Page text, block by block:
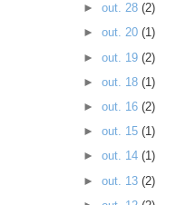
► out. 28 (2)
► out. 20 (1)
► out. 19 (2)
► out. 18 (1)
► out. 16 (2)
► out. 15 (1)
► out. 14 (1)
► out. 13 (2)